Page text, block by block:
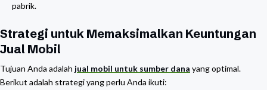
pabrik.
Strategi untuk Memaksimalkan Keuntungan
Jual Mobil
Tujuan Anda adalah jual mobil untuk sumber dana yang optimal.
Berikut adalah strategi yang perlu Anda ikuti: